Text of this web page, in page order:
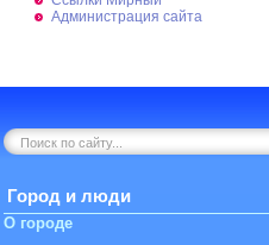
Администрация сайта
Город и люди
О городе